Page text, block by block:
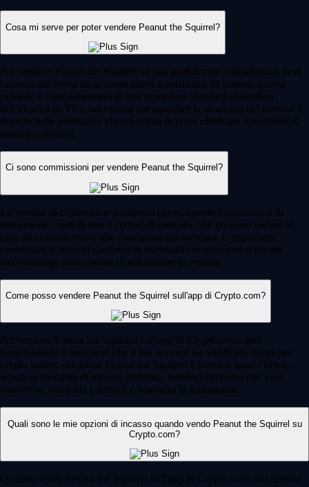
Cosa mi serve per poter vendere Peanut the Squirrel?
Per vendere Peanut the Squirrel su una piattaforma centralizzata, devi
innanzitutto avere un account attivo e verificato. In genere, questo
richiede il completamento di una procedura standard di verifica
dell'identità (KYC), necessaria per garantire la sicurezza del conto e il
rispetto delle normative vigenti prima di poter effettuare operazioni di
trading o prelievi.
Ci sono commissioni per vendere Peanut the Squirrel?
La vendita di criptovalute comporta generalmente commissioni di
transazione, costi di rete o spread di mercato, che possono variare in
base alla piattaforma e alle condizioni del mercato. È importante
controllare il tasso di cambio e le eventuali commissioni applicate
sull'exchange scelto prima di autorizzare la vendita.
Come posso vendere Peanut the Squirrel sull'app di Crypto.com?
Per vendere Peanut the Squirrel sull'app di Crypto.com, apri
l'applicazione e assicurati che il tuo account sia verificato. Entra nel
crypto wallet, seleziona Peanut the Squirrel e premi il tasto «Vendi».
Scegli la modalità di incasso preferita, inserisci l'importo che vuoi
convertire, controlla i dettagli e autorizza la transazione.
Quali sono le mie opzioni di incasso quando vendo Peanut the Squirrel su
Crypto.com?
Quando vendi Peanut the Squirrel sull'app di Crypto.com, hai diverse